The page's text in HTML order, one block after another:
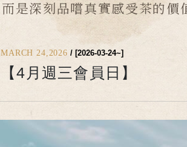
而是深刻品嚐真實感受茶的價
MARCH 24,2026 / [2026-03-24~]
【4月週三會員日】